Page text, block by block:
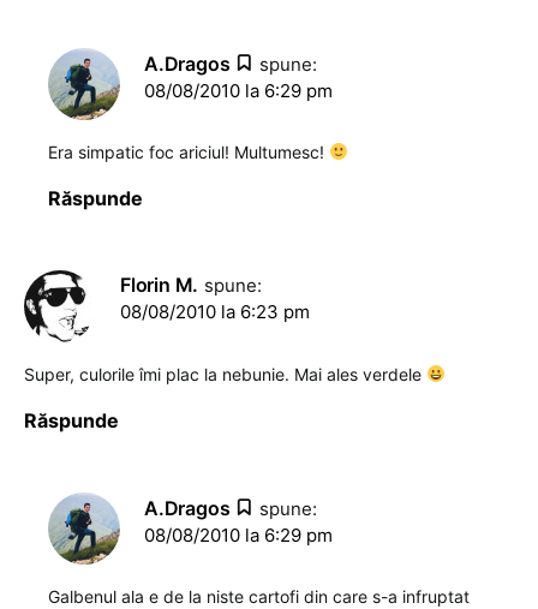
A.Dragos
spune:
08/08/2010 la 6:29 pm
Era simpatic foc ariciul! Multumesc!
Răspunde
Florin M. spune:
08/08/2010 la 6:23 pm
Super, culorile îmi plac la nebunie. Mai ales verdele
Răspunde
A.Dragos
spune:
08/08/2010 la 6:29 pm
Galbenul ala e de la niste cartofi din care s-a infruptat